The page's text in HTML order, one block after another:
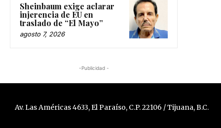
Sheinbaum exige aclarar
injerencia de EU en
traslado de “El Mayo”
agosto 7, 2026
-Publicidad -
Av. Las Américas 4633, El Paraíso, C.P. 22106 / Tijuana, B.C.